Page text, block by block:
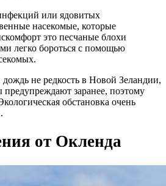
или ядовитых
насекомые, которые
это песчаные блохи
легко бороться с помощью
не редкость в Новой Зеландии,
заранее, поэтому
обстановка очень
от Окленда